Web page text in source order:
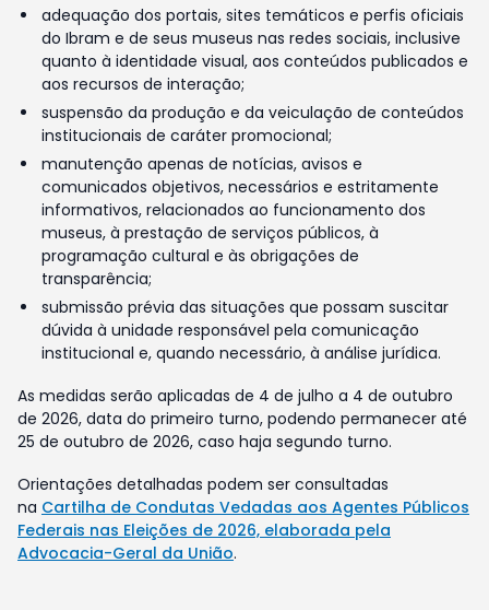
adequação dos portais, sites temáticos e perfis oficiais
do Ibram e de seus museus nas redes sociais, inclusive
quanto à identidade visual, aos conteúdos publicados e
aos recursos de interação;
suspensão da produção e da veiculação de conteúdos
institucionais de caráter promocional;
manutenção apenas de notícias, avisos e
comunicados objetivos, necessários e estritamente
informativos, relacionados ao funcionamento dos
museus, à prestação de serviços públicos, à
programação cultural e às obrigações de
transparência;
submissão prévia das situações que possam suscitar
dúvida à unidade responsável pela comunicação
institucional e, quando necessário, à análise jurídica.
As medidas serão aplicadas de 4 de julho a 4 de outubro
de 2026, data do primeiro turno, podendo permanecer até
25 de outubro de 2026, caso haja segundo turno.
Orientações detalhadas podem ser consultadas
na Cartilha de Condutas Vedadas aos Agentes Públicos
Federais nas Eleições de 2026, elaborada pela
Advocacia-Geral da União.